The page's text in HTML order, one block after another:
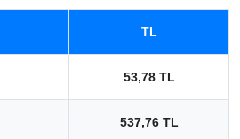
TL
53,78 TL
537,76 TL